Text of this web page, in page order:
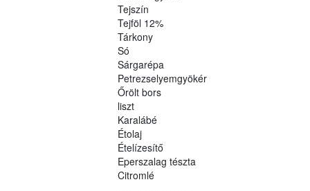
Tejszín
Tejföl 12%
Tárkony
Só
Sárgarépa
Petrezselyemgyökér
Őrölt bors
liszt
Karalábé
Étolaj
Ételízesítő
Eperszalag tészta
Citromlé